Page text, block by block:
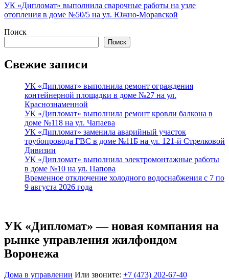
УК «Дипломат» выполнила сварочные работы на узле
отопления в доме №50/5 на ул. Южно-Моравской
Поиск
Поиск
Свежие записи
УК «Дипломат» выполнила ремонт ограждения
контейнерной площадки в доме №27 на ул.
Краснознаменной
УК «Дипломат» выполнила ремонт кровли балкона в
доме №118 на ул. Чапаева
УК «Дипломат» заменила аварийный участок
трубопровода ГВС в доме №11Б на ул. 121-й Стрелковой
Дивизии
УК «Дипломат» выполнила электромонтажные работы
в доме №10 на ул. Папова
Временное отключение холодного водоснабжения с 7 по
9 августа 2026 года
УК «Дипломат» — новая компания на
рынке управления жилфондом
Воронежа
Дома в управлении Или звоните: +7 (473) 202-67-40